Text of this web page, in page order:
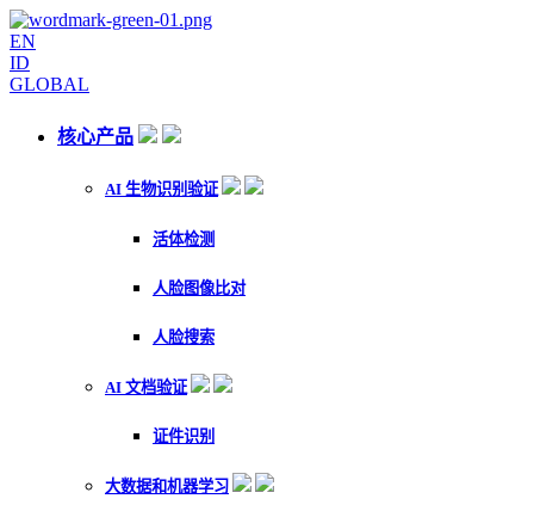
EN
ID
GLOBAL
核心产品
AI 生物识别验证
活体检测
人脸图像比对
人脸搜索
AI 文档验证
证件识别
大数据和机器学习